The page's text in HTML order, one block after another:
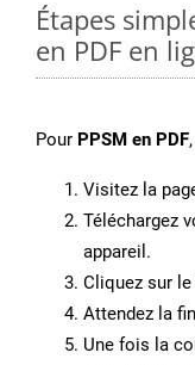
Étapes
en PDF en
Pour PPSM en PDF
Visitez la
Téléchargez
appareil.
Cliquez sur
Attendez la
Une fois la